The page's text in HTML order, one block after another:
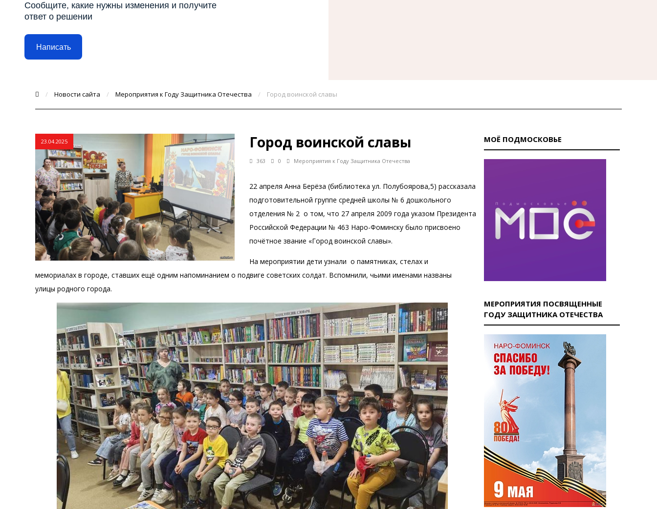
Сообщите, какие нужны изменения и получите
ответ о решении
Написать
/ Новости сайта / Мероприятия к Году Защитника Отечества / Город воинской славы
23.04.2025 Город воинской славы
363 0 Мероприятия к Году Защитника Отечества
22 апреля Анна Берёза (библиотека ул. Полубоярова,5) рассказала
подготовительной группе средней школы № 6 дошкольного
отделения № 2 о том, что 27 апреля 2009 года указом Президента
Российской Федерации № 463 Наро-Фоминску было присвоено
почётное звание «Город воинской славы».
На мероприятии дети узнали о памятниках, стелах и
мемориалах в городе, ставших ещё одним напоминанием о подвиге советских солдат. Вспомнили, чьими именами названы
улицы родного города.
МОЁ ПОДМОСКОВЬЕ
МЕРОПРИЯТИЯ ПОСВЯЩЕННЫЕ
ГОДУ ЗАЩИТНИКА ОТЕЧЕСТВА